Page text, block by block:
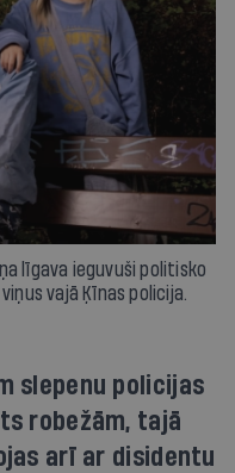
līgava ieguvuši politisko
vajā Ķīnas policija.
slepenu policijas
robežām, tajā
arī ar disidentu